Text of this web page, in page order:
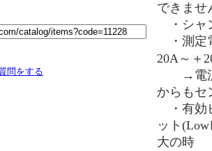
問をする
できませ
・シャ
・測定
20A～＋
→電流
からもセ
・有効
ット
大の時